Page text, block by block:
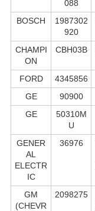
088
BOSCH
1987302
920
CHAMPI
ON
CBH03B
FORD 4345856
GE
90900
GE
50310M
U
GENER
AL
ELECTR
IC
36976
GM
(CHEVR
2098275